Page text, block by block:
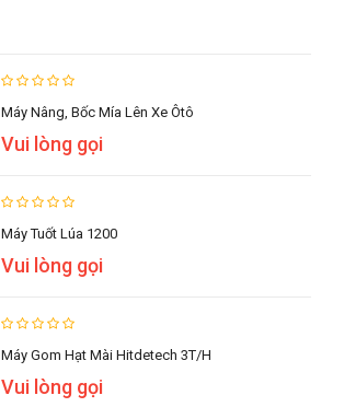
Máy Nâng, Bốc Mía Lên Xe Ôtô
Vui lòng gọi
Máy Tuốt Lúa 1200
Vui lòng gọi
Máy Gom Hạt Mài Hitdetech 3T/h
Vui lòng gọi